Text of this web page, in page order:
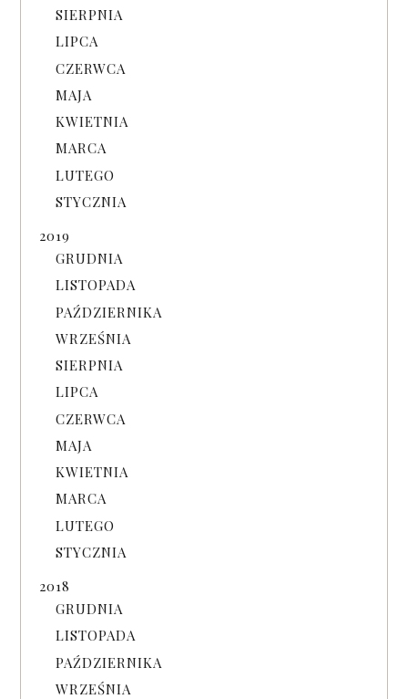
SIERPNIA
LIPCA
CZERWCA
MAJA
KWIETNIA
MARCA
LUTEGO
STYCZNIA
2019
GRUDNIA
LISTOPADA
PAŹDZIERNIKA
WRZEŚNIA
SIERPNIA
LIPCA
CZERWCA
MAJA
KWIETNIA
MARCA
LUTEGO
STYCZNIA
2018
GRUDNIA
LISTOPADA
PAŹDZIERNIKA
WRZEŚNIA